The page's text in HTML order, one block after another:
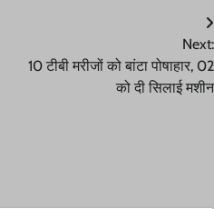
Next:
10 टीबी मरीजों को बांटा पोषाहार, 02
को दी सिलाई मशीन